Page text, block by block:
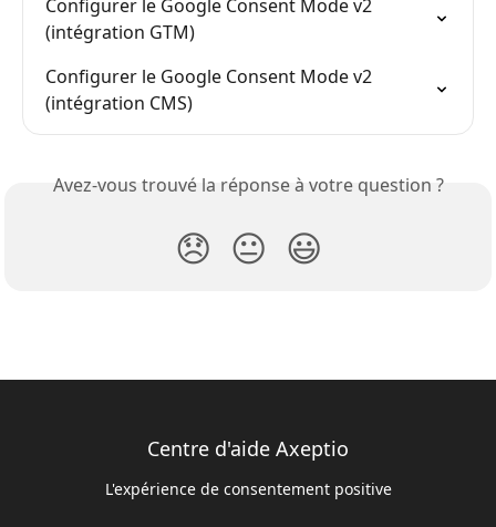
Configurer le Google Consent Mode v2
(intégration GTM)
Configurer le Google Consent Mode v2
(intégration CMS)
Avez-vous trouvé la réponse à votre question ?
😞 😐 😃
Centre d'aide Axeptio
L'expérience de consentement positive